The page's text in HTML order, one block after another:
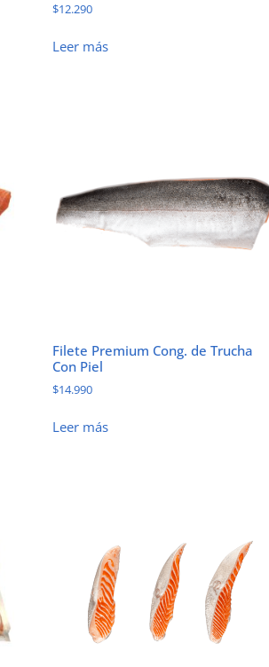
$12.290
Leer más
Filete Premium Cong. de Trucha
Con Piel
$14.990
Leer más